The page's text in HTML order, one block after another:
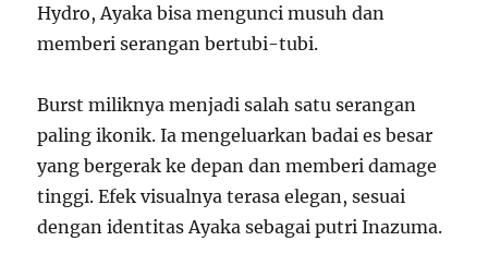
Hydro, Ayaka bisa mengunci musuh dan
memberi serangan bertubi-tubi.
Burst miliknya menjadi salah satu serangan
paling ikonik. Ia mengeluarkan badai es besar
yang bergerak ke depan dan memberi damage
tinggi. Efek visualnya terasa elegan, sesuai
dengan identitas Ayaka sebagai putri Inazuma.